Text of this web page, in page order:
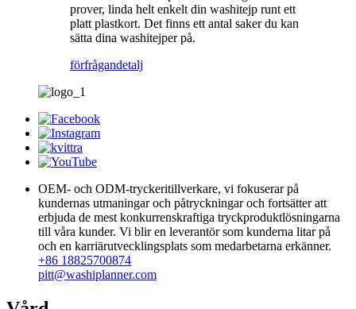
prover, linda helt enkelt din washitejp runt ett
platt plastkort. Det finns ett antal saker du kan
sätta dina washitejper på.
förfrågandetalj
OEM- och ODM-tryckeritillverkare, vi fokuserar på
kundernas utmaningar och påtryckningar och fortsätter att
erbjuda de mest konkurrenskraftiga tryckproduktlösningarna
till våra kunder. Vi blir en leverantör som kunderna litar på
och en karriärutvecklingsplats som medarbetarna erkänner.
+86 18825700874
pitt@washiplanner.com